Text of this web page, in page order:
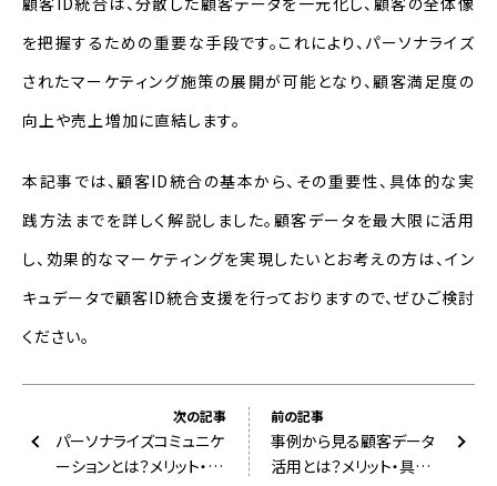
を把握するための重要な手段です。これにより、パーソナライズ
されたマーケティング施策の展開が可能となり、顧客満足度の
向上や売上増加に直結します。
本記事では、顧客ID統合の基本から、その重要性、具体的な実
践方法までを詳しく解説しました。顧客データを最大限に活用
し、効果的なマーケティングを実現したいとお考えの方は、イン
キュデータで顧客ID統合支援を行っておりますので、ぜひご検討
ください。
次の記事
パーソナライズコミュニケ
ーションとは？メリット・デ
前の記事
事例から見る顧客データ
活用とは？メリット・具体